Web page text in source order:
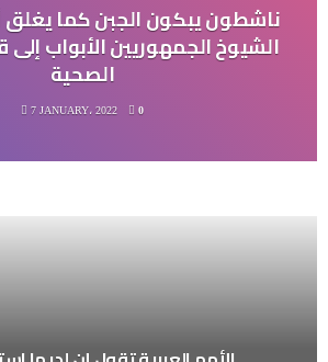
ناشطون يبكون الجبن كما
الشيوخ الجمهوريين الأبواب إلى
الصحية
7 JANUARY، 2022 0